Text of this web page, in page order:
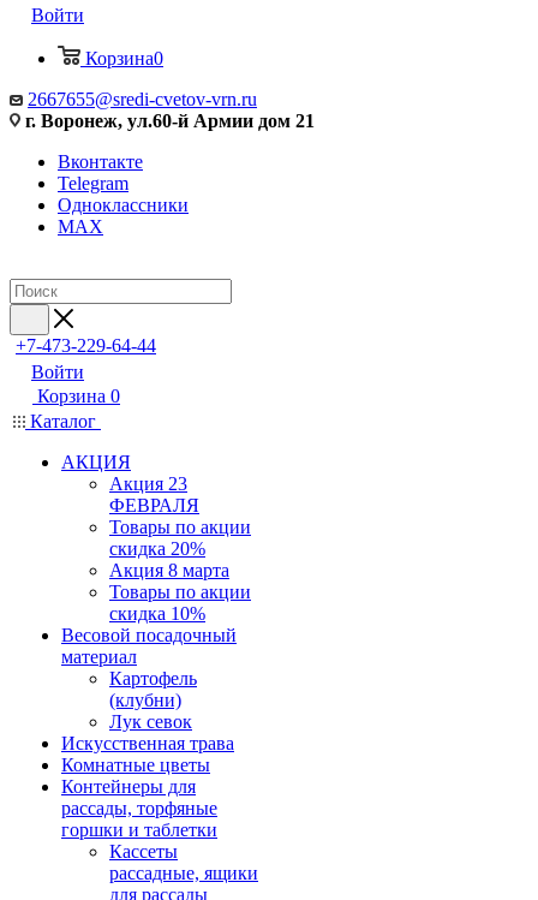
Войти
Корзина0
2667655@sredi-cvetov-vrn.ru
г. Воронеж, ул.60-й Армии дом 21
Вконтакте
Telegram
Одноклассники
MAX
+7-473-229-64-44
Войти
Корзина 0
Каталог
АКЦИЯ
Акция 23
ФЕВРАЛЯ
Товары по акции
скидка 20%
Акция 8 марта
Товары по акции
скидка 10%
Весовой посадочный
материал
Картофель
(клубни)
Лук севок
Искусственная трава
Комнатные цветы
Контейнеры для
рассады, торфяные
горшки и таблетки
Кассеты
рассадные, ящики
для рассады